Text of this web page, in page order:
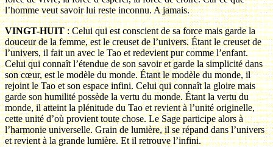
l’homme veut savoir lui reste inconnu. A jamais.
VINGT-HUIT: Celui qui est conscient de sa force mais garde la
douceur de la femme, est le creuset de l’univers. Étant le creuset de
l’univers, il fait un avec le Tao et redevient pur comme l’enfant.
Celui qui connaît l’étendue de son savoir et garde la simplicité dans
son cœur, est le modèle du monde. Étant le modèle du monde, il
rejoint le Tao et son espace infini. Celui qui connaît la gloire mais
garde son humilité possède la vertu du monde. Étant la vertu du
monde, il atteint la plénitude du Tao et revient à l’unité originelle,
cette unité d’où provient toute chose. Le Sage participe alors à
l’harmonie universelle. Grain de lumière, il se répand dans l’univers
et revient à la grande lumière. Et il retrouve l’infini.